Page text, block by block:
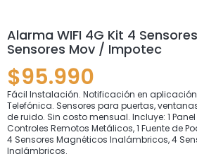
Alarma WIFI 4G Kit 4
Sensores Mov / Impotec
$95.990
Fácil Instalación. Notificación en aplicación
Telefónica. Sensores para puertas,
de ruido. Sin costo mensual. Incluye: 1
Controles Remotos Metálicos, 1 Fuente de
4 Sensores Magnéticos Inalámbricos, 4
Inalámbricos.